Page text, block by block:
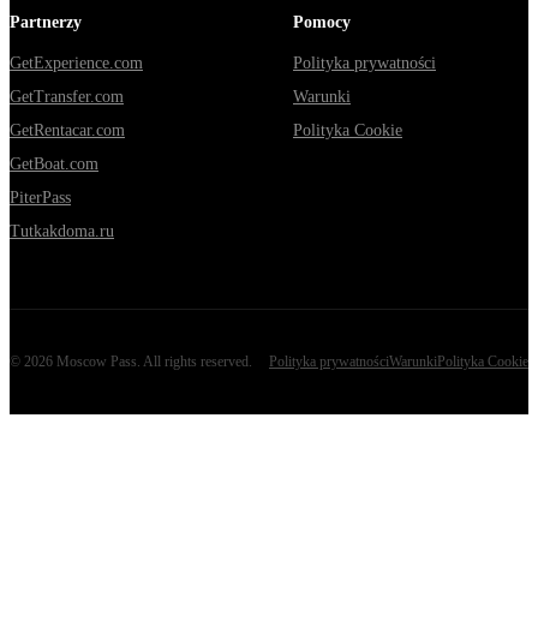
Partnerzy
GetExperience.com
GetTransfer.com
GetRentacar.com
GetBoat.com
PiterPass
Tutkakdoma.ru
Pomocy
Polityka prywatności
Warunki
Polityka Cookie
© 2026 Moscow Pass . All rights reserved. Polityka prywatnościWarunkiPolityka Cookie